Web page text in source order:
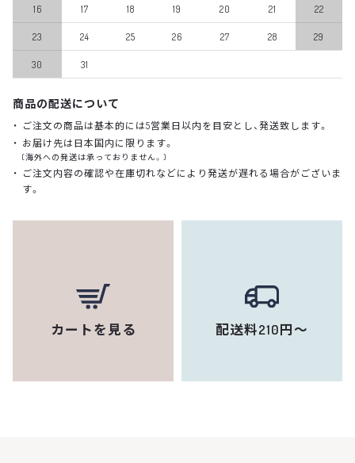
16
17 18 19 20 21
22
23
24 25 26 27 28
29
30
31
商品の配送について
ご注文の商品は基本的には5営業日以内を目安とし、発送致します。
お届け先は日本国内に限ります。
(海外への発送は承っておりません。)
ご注文内容の確認や在庫切れなどにより発送が遅れる場合がございま
す。
カートを見る 配送料210円～